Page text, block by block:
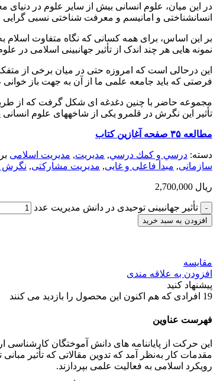
در این میان، علوم انسانی بیش از سایر علوم در
انسان‏شناختی و امانیسم و معرفت ‏شناختی نسبی­ گرایی
بر این اساس، برای همه کسانی که نگاه متفاوت‌ اسلام
نمونه‏ هایی هر چند اندک از تأثیر جهان‏بینی اسلامی در
این درحالی است که امروزه حتی در میان برخی از
فرصتی که باید جامعه علمی ما از آن به جهت باز
مجموعه حاضر با چنین دغدغه ­ای شکل گرفت که از
تأثیر این نگرش در قلمرو یکی از شاخه‏های علوم انسانی
مطالعه ۳۵ صفحه آغازین کتاب
دسته: درسي و كمك درسي, مديريت, مدیریت اسلامی
سازمانی, مبدأ فاعلی و غایی, مدیریت مشارکتی, نگرش
ریال
تأثیر جهان‏بینی توحیدی در دانش مدیریت عدد
افزودن به سبد خرید
مقایسه
افزودن به علاقه مندی
پیشنهاد کنید
19 افرادی که هم اکنون این محصول را بازدید می کنند
فهرست عناوین
مقدمات کار به‌نظر آمد که تدوین مقالاتی که تأثیر
رویکرد اسلامی به فعالیت علمی بپردازند.